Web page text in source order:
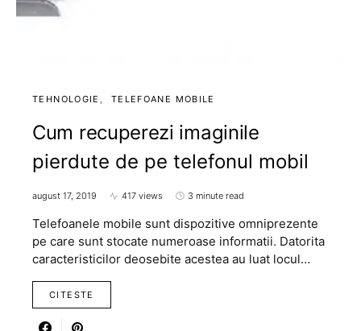
TEHNOLOGIE TELEFOANE MOBILE
Cum recuperezi imaginile
pierdute de pe telefonul mobil
august 17, 2019 417 views 3 minute read
Telefoanele mobile sunt dispozitive omniprezente
pe care sunt stocate numeroase informatii. Datorita
caracteristicilor deosebite acestea au luat locul…
CITESTE